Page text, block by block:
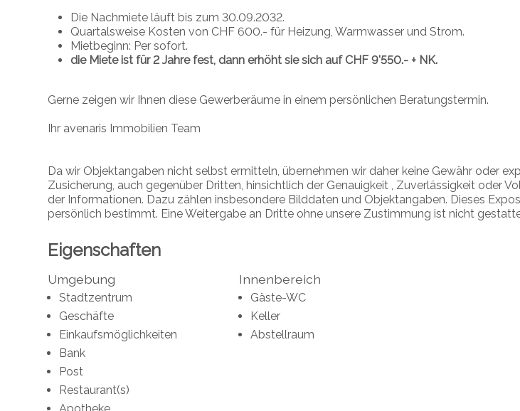
Die Nachmiete läuft bis zum 30.09.2032.
Quartalsweise Kosten von CHF 600.- für Heizung, Warmwasser und Strom.
Mietbeginn: Per sofort.
die Miete ist für 2 Jahre fest, dann erhöht sie sich auf CHF 9'550.- + NK.
Gerne zeigen wir Ihnen diese Gewerberäume in einem persönlichen Beratungstermin.
Ihr avenaris Immobilien Team
Da wir Objektangaben nicht selbst ermitteln, übernehmen wir daher keine Gewähr oder
Zusicherung, auch gegenüber Dritten, hinsichtlich der Genauigkeit , Zuverlässigkeit oder
der Informationen. Dazu zählen insbesondere Bilddaten und Objektangaben. Dieses
persönlich bestimmt. Eine Weitergabe an Dritte ohne unsere Zustimmung ist nicht
Eigenschaften
Umgebung
Stadtzentrum
Geschäfte
Einkaufsmöglichkeiten
Bank
Post
Restaurant(s)
Innenbereich
Gäste-WC
Keller
Abstellraum